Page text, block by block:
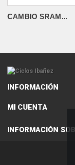
CAMBIO SRAM...
INFORMACIÓN
MI CUENTA
INFORMACIÓN